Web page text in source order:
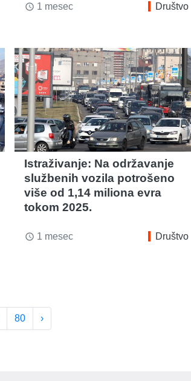
access_time 1 mesec Društvo
Istraživanje: Na održavanje
službenih vozila potrošeno
više od 1,14 miliona evra
tokom 2025.
access_time 1 mesec Društvo
80 ›